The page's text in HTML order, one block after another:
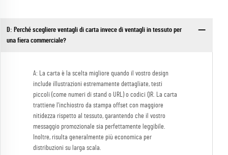
D: Perché scegliere ventagli di carta invece di ventagli in tessuto per
una fiera commerciale?
A: La carta è la scelta migliore quando il vostro design
include illustrazioni estremamente dettagliate, testi
piccoli (come numeri di stand o URL) o codici QR. La carta
trattiene l’inchiostro da stampa offset con maggiore
nitidezza rispetto al tessuto, garantendo che il vostro
messaggio promozionale sia perfettamente leggibile.
Inoltre, risulta generalmente più economica per
distribuzioni su larga scala.